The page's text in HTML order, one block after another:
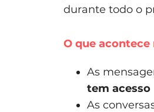
durante todo o
O que
As
tem acesso
As